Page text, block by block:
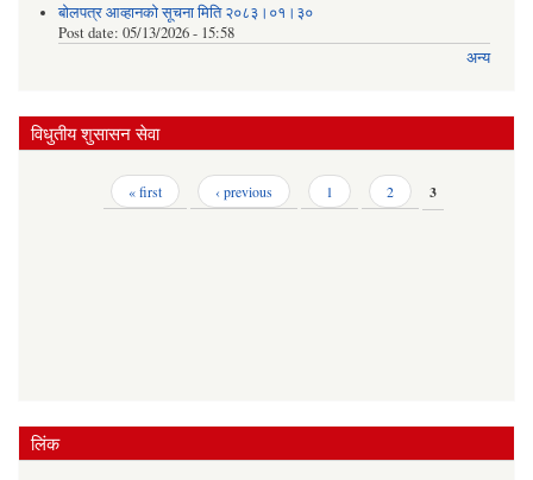
बोलपत्र आव्हानको सूचना मिति २०८३।०१।३०
Post date: 05/13/2026 - 15:58
अन्य
विधुतीय शुसासन सेवा
« first ‹ previous 1 2 3
लिंक